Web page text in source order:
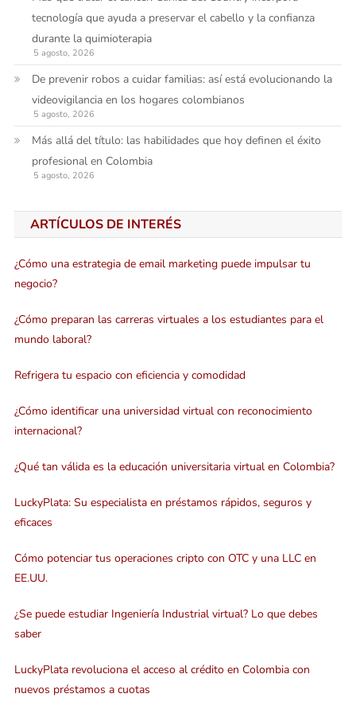
tecnología que ayuda a preservar el cabello y la confianza
durante la quimioterapia
5 agosto, 2026
De prevenir robos a cuidar familias: así está evolucionando la
videovigilancia en los hogares colombianos
5 agosto, 2026
Más allá del título: las habilidades que hoy definen el éxito
profesional en Colombia
5 agosto, 2026
ARTÍCULOS DE INTERÉS
¿Cómo una estrategia de email marketing puede impulsar tu
negocio?
¿Cómo preparan las carreras virtuales a los estudiantes para el
mundo laboral?
Refrigera tu espacio con eficiencia y comodidad
¿Cómo identificar una universidad virtual con reconocimiento
internacional?
¿Qué tan válida es la educación universitaria virtual en Colombia?
LuckyPlata: Su especialista en préstamos rápidos, seguros y
eficaces
Cómo potenciar tus operaciones cripto con OTC y una LLC en
EE.UU.
¿Se puede estudiar Ingeniería Industrial virtual? Lo que debes
saber
LuckyPlata revoluciona el acceso al crédito en Colombia con
nuevos préstamos a cuotas